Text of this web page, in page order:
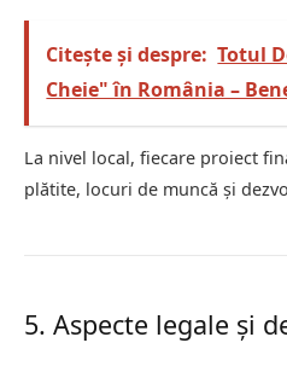
Citește și despre: Totul
Cheie" în România –
La nivel local, fiecare proiect
plătite, locuri de muncă și
5. Aspecte legale și